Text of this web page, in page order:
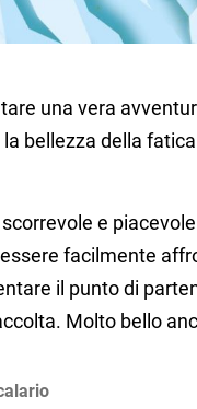
una vera
bellezza della
e
facilmente
il punto di
Molto bello